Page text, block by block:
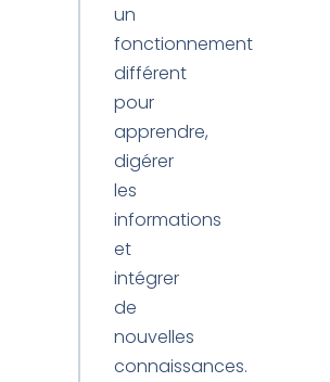
un
fonctionnement
différent
pour
apprendre,
digérer
les
informations
et
intégrer
de
nouvelles
connaissances.